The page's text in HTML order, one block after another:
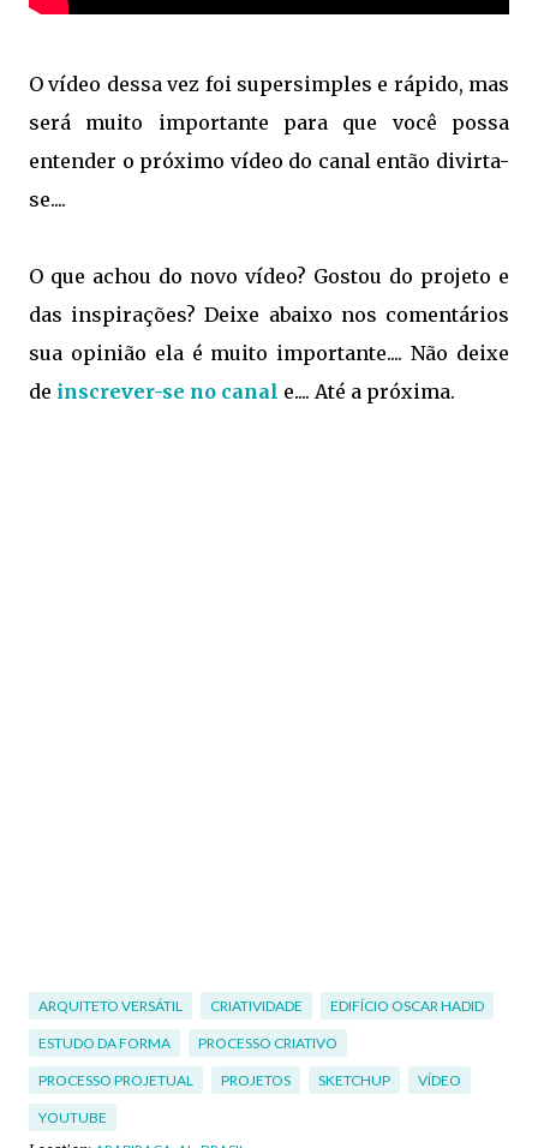
O vídeo dessa vez foi supersimples e rápido, mas
será muito importante para que você possa
entender o próximo vídeo do canal então divirta-
se....
O que achou do novo vídeo? Gostou do projeto e
das inspirações? Deixe abaixo nos comentários
sua opinião ela é muito importante.... Não deixe
de inscrever-se no canal e.... Até a próxima.
ARQUITETO VERSÁTIL CRIATIVIDADE EDIFÍCIO OSCAR HADID
ESTUDO DA FORMA PROCESSO CRIATIVO
PROCESSO PROJETUAL PROJETOS SKETCHUP VÍDEO
YOUTUBE